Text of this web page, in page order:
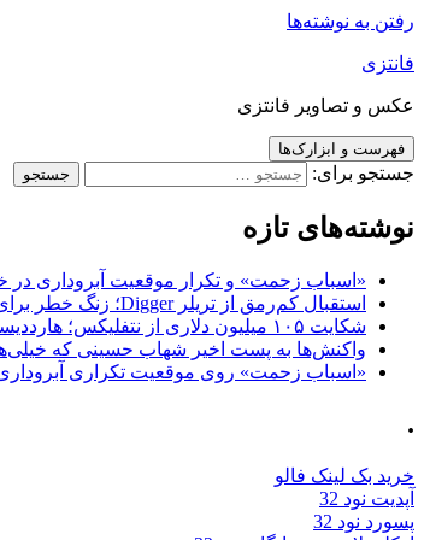
رفتن به نوشته‌ها
فانتزی
عکس و تصاویر فانتزی
فهرست و ابزارک‌ها
جستجو برای:
نوشته‌های تازه
«اسباب زحمت» و تکرار موقعیت آبروداری در خواستگاری؛
استقبال کم‌رمق از تریلر Digger؛ زنگ خطر برای فیلم جدید تام کروز و برادران وارنر
شکایت ۱۰۵ میلیون دلاری از نتفلیکس؛ هارددیسک حاوی فیلم جدید نیکلاس کیج به سرقت رفت
واکنش‌ها به پست اخیر شهاب حسینی که
«اسباب زحمت» روی موقعیت تکراری آبروداری در
.
خرید بک لینک فالو
آپدیت نود 32
پسورد نود 32